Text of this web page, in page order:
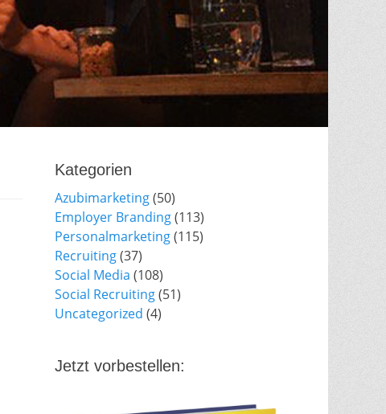
Kategorien
Azubimarketing(50)
Employer Branding(113)
Personalmarketing(115)
Recruiting(37)
Social Media (108)
Social Recruiting(51)
Uncategorized (4)
Jetzt vorbestellen: